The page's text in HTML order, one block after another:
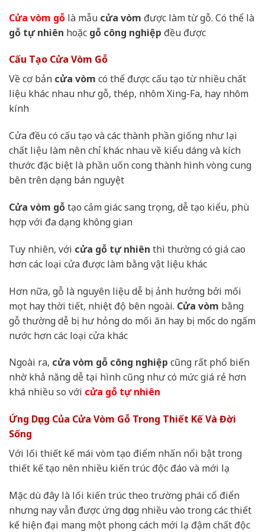
Cửa vòm gỗ là mẫu cửa vòm được làm từ gỗ. Có thể là
gỗ tự nhiên hoặc gỗ công nghiệp đều được
Cấu Tạo Cửa Vòm Gỗ
Về cơ bản cửa vòm có thể được cấu tạo từ nhiều chất
liệu khác nhau như gỗ, thép, nhôm Xing-Fa, hay nhôm
kính
Cửa đều có cấu tạo và các thành phần giống như lại
chất liệu làm nên chỉ khác nhau về kiểu dáng và kích
thước đặc biệt là phần uốn cong thành hình vòng cung
bên trên dạng bán nguyệt
Cửa vòm gỗtạo cảm giác sang trọng, dễ tạo kiểu, phù
hợp với đa dạng không gian
Tuy nhiên, với cửa gỗ tự nhiên thì thường có giá cao
hơn các loại cửa được làm bằng vật liệu khác
Hơn nữa, gỗ là nguyên liệu dễ bị ảnh hưởng bởi mối
mọt hay thời tiết, nhiệt độ bên ngoài. Cửa vòm bằng
gỗ thường dễ bị hư hỏng do mối ăn hay bị mốc do ngấm
nước hơn các loại cửa khác
Ngoài ra, cửa vòm gỗ công nghiệp cũng rất phổ biến
nhờ khả năng dễ tại hình cũng như có mức giá rẻ hơn
khá nhiều so với cửa gỗ tự nhiên
Ứng Dụng Của Cửa Vòm Gỗ Trong Thiết Kế Và Đời
Sống
Với lối thiết kế mái vòm tạo điểm nhấn nổi bật trong
thiết kế tạo nên nhiều kiến trúc độc đáo và mới lạ
Mặc dù đây là lối kiến trúc theo trường phái cổ điển
nhưng nay vẫn được ứng dụng nhiều vào trong các thiết
kế hiện đại mang một phong cách mới lạ đậm chất độc